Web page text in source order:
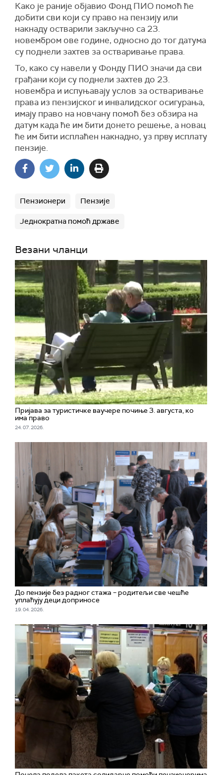
Како је раније објавио Фонд ПИО помоћ ће
добити сви који су право на пензију или
накнаду остварили закључно са 23.
новембром ове године, односно до тог датума
су поднели захтев за остваривање права.
То, како су навели у Фонду ПИО значи да сви
грађани који су поднели захтев до 23.
новембра и испуњавају услов за остваривање
права из пензијског и инвалидског осигурања,
имају право на новчану помоћ без обзира на
датум када ће им бити донето решење, а новац
ће им бити исплаћен накнадно, уз прву исплату
пензије.
Пензионери Пензије
Једнократна помоћ државе
Везани чланци
Пријава за туристичке ваучере почиње 3. августа, ко
има право
24. 07. 2026.
До пензије без радног стажа – родитељи све чешће
уплаћују деци доприносе
19. 04. 2026.